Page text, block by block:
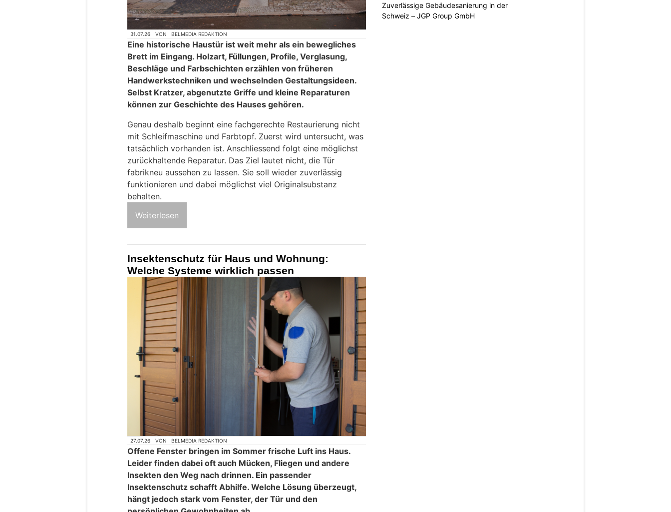
31.07.26 VON BELMEDIA REDAKTION
Eine historische Haustür ist weit mehr als ein bewegliches
Brett im Eingang. Holzart, Füllungen, Profile, Verglasung,
Beschläge und Farbschichten erzählen von früheren
Handwerkstechniken und wechselnden Gestaltungsideen.
Selbst Kratzer, abgenutzte Griffe und kleine Reparaturen
können zur Geschichte des Hauses gehören.
Genau deshalb beginnt eine fachgerechte Restaurierung nicht
mit Schleifmaschine und Farbtopf. Zuerst wird untersucht, was
tatsächlich vorhanden ist. Anschliessend folgt eine möglichst
zurückhaltende Reparatur. Das Ziel lautet nicht, die Tür
fabrikneu aussehen zu lassen. Sie soll wieder zuverlässig
funktionieren und dabei möglichst viel Originalsubstanz
behalten.
Weiterlesen
Insektenschutz für Haus und Wohnung:
Welche Systeme wirklich passen
27.07.26 VON BELMEDIA REDAKTION
Offene Fenster bringen im Sommer frische Luft ins Haus.
Leider finden dabei oft auch Mücken, Fliegen und andere
Insekten den Weg nach drinnen. Ein passender
Insektenschutz schafft Abhilfe. Welche Lösung überzeugt,
hängt jedoch stark vom Fenster, der Tür und den
Zuverlässige Gebäudesanierung in der
Schweiz – JGP Group GmbH